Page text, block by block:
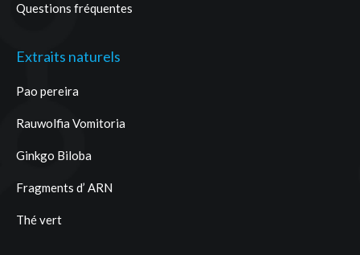
Questions fréquentes
Extraits naturels
Pao pereira
Rauwolfia Vomitoria
Ginkgo Biloba
Fragments d’ ARN
Thé vert